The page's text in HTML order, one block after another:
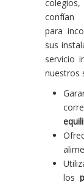
para
sus
servicio
nuestros
los